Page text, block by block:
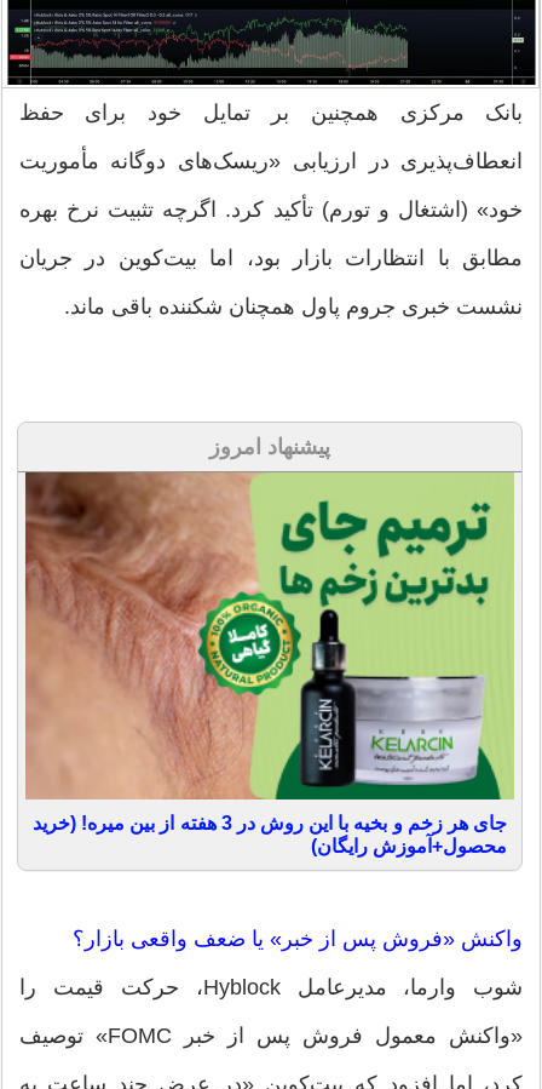
بانک مرکزی همچنین بر تمایل خود برای حفظ
انعطاف‌پذیری در ارزیابی «ریسک‌های دوگانه مأموریت
خود» (اشتغال و تورم) تأکید کرد. اگرچه تثبیت نرخ بهره
مطابق با انتظارات بازار بود، اما بیت‌کوین در جریان
نشست خبری جروم پاول همچنان شکننده باقی ماند.
پیشنهاد امروز
جای هر زخم و بخیه با این روش در 3 هفته از بین میره! (خرید
محصول+آموزش رایگان)
واکنش «فروش پس از خبر» یا ضعف واقعی بازار؟
شوب وارما، مدیرعامل Hyblock، حرکت قیمت را
«واکنش معمول فروش پس از خبر FOMC» توصیف
کرد، اما افزود که بیت‌کوین «در عرض چند ساعت به